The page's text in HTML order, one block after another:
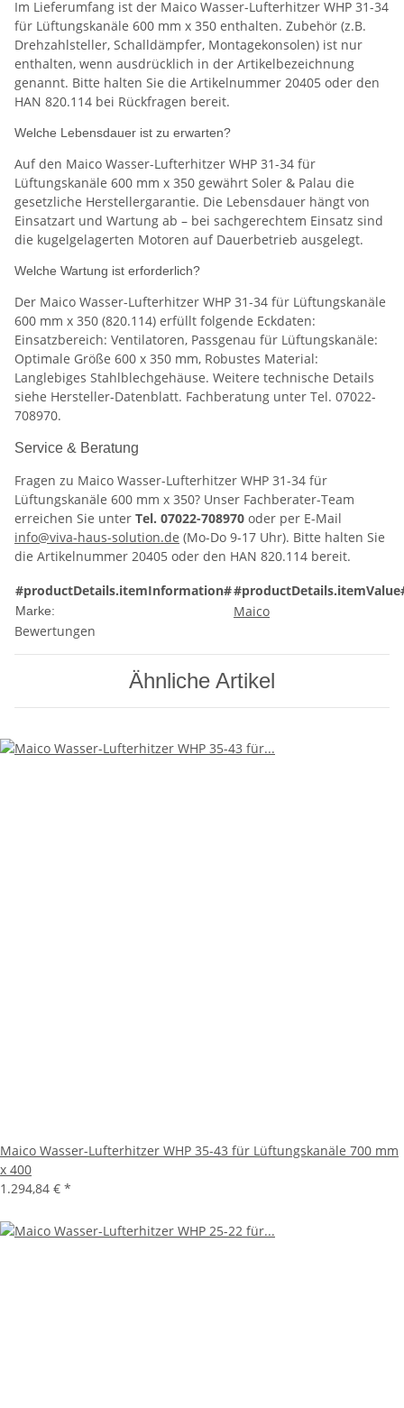
Im Lieferumfang ist der Maico Wasser-Lufterhitzer WHP 31-34
für Lüftungskanäle 600 mm x 350 enthalten. Zubehör (z.B.
Drehzahlsteller, Schalldämpfer, Montagekonsolen) ist nur
enthalten, wenn ausdrücklich in der Artikelbezeichnung
genannt. Bitte halten Sie die Artikelnummer 20405 oder den
HAN 820.114 bei Rückfragen bereit.
Welche Lebensdauer ist zu erwarten?
Auf den Maico Wasser-Lufterhitzer WHP 31-34 für
Lüftungskanäle 600 mm x 350 gewährt Soler & Palau die
gesetzliche Herstellergarantie. Die Lebensdauer hängt von
Einsatzart und Wartung ab – bei sachgerechtem Einsatz sind
die kugelgelagerten Motoren auf Dauerbetrieb ausgelegt.
Welche Wartung ist erforderlich?
Der Maico Wasser-Lufterhitzer WHP 31-34 für Lüftungskanäle
600 mm x 350 (820.114) erfüllt folgende Eckdaten:
Einsatzbereich: Ventilatoren, Passgenau für Lüftungskanäle:
Optimale Größe 600 x 350 mm, Robustes Material:
Langlebiges Stahlblechgehäuse. Weitere technische Details
siehe Hersteller-Datenblatt. Fachberatung unter Tel. 07022-
708970.
Service & Beratung
Fragen zu Maico Wasser-Lufterhitzer WHP 31-34 für
Lüftungskanäle 600 mm x 350? Unser Fachberater-Team
erreichen Sie unter Tel. 07022-708970 oder per E-Mail
info@viva-haus-solution.de (Mo-Do 9-17 Uhr). Bitte halten Sie
die Artikelnummer 20405 oder den HAN 820.114 bereit.
#productDetails.itemInformation#
Marke:
Maico
Bewertungen
Ähnliche Artikel
Maico Wasser-Lufterhitzer WHP 35-43 für Lüftungskanäle 700 mm
x 400
1.294,84 € *